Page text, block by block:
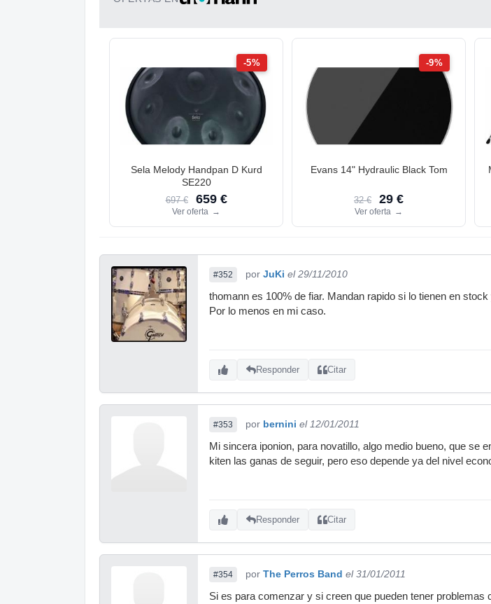
-5%
Sela Melody Handpan D Kurd
SE220
697 € 659 €
Ver oferta →
-9%
Evans 14" Hydraulic Black Tom
32 € 29 €
Ver oferta →
#352 por JuKi el 29/11/2010
thomann es 100% de fiar. Mandan rapido si lo tienen en
Por lo menos en mi caso.
Responder Citar
#353 por bernini el 12/01/2011
Mi sincera iponion, para novatillo, algo medio bueno, que se
kiten las ganas de seguir, pero eso depende ya del nivel
Responder Citar
#354 por The Perros Band el 31/01/2011
Si es para comenzar y si creen que pueden tener